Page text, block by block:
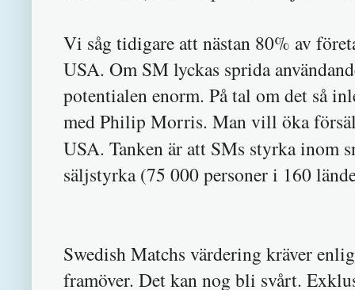
Vi såg tidigare att nästan 80% av
USA. Om SM lyckas sprida
potentialen enorm. På tal om det så
med Philip Morris. Man vill öka
USA. Tanken är att SMs styrka inom
säljstyrka (75 000 personer i 160
Swedish Matchs värdering kräver
framöver. Det kan nog bli svårt.